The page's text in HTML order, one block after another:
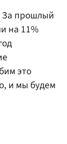
За прошлый
на 11%
это
и мы будем